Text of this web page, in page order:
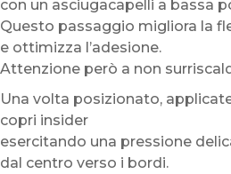
con un asciugacapelli a bassa
Questo passaggio migliora la
e ottimizza l’adesione.
Attenzione però a non
Una volta posizionato,
copri insider
esercitando una pressione
dal centro verso i bordi.